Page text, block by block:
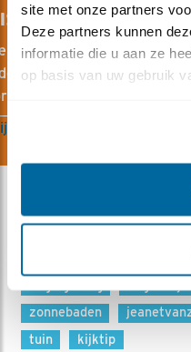
site met onze partners
Deze partners kunnen
informatie die u aan ze
op basis van uw gebruik
ONLINE CURSUS
gratis vogelcursus voor
vogels en hun geluiden
Je ontvangt
gratis cursus
zonnebaden
tuin
kijktip